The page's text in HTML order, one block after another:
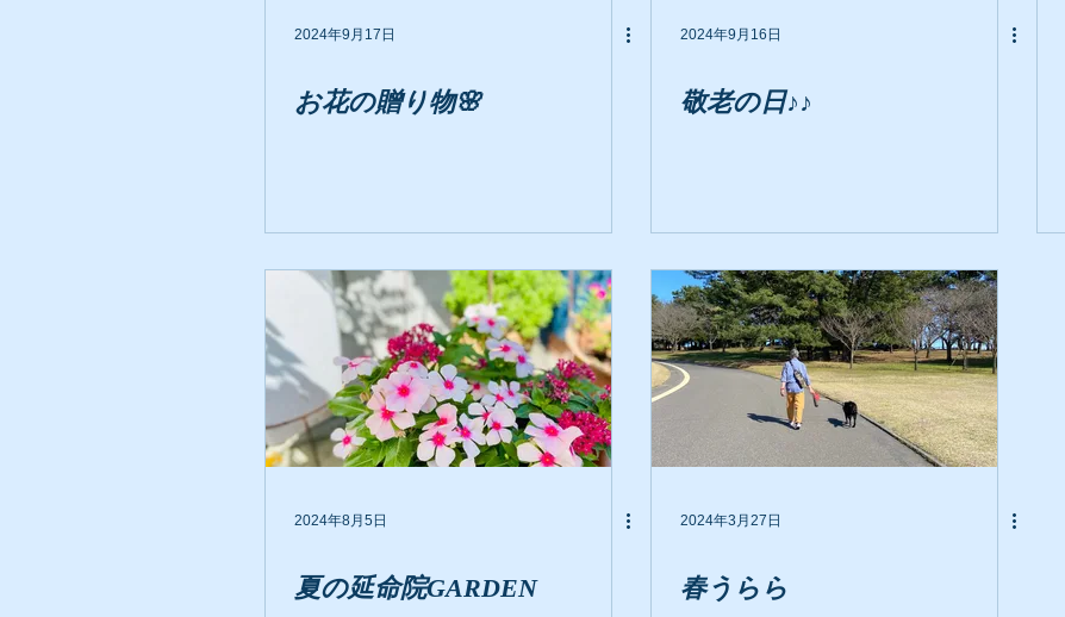
2024年9月17日
お花の贈り物🌸
2024年9月16日
敬老の日♪♪
2024年8月5日
夏の延命院GARDEN
2024年3月27日
春うらら